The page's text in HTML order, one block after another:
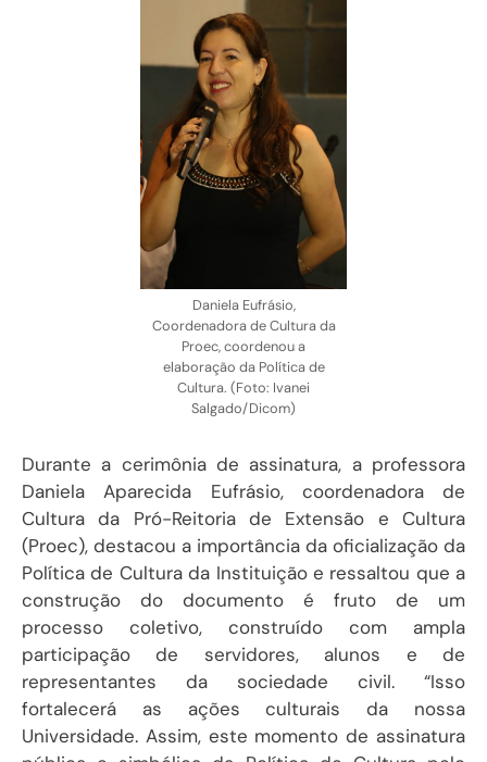
Daniela Eufrásio,
Coordenadora de Cultura da
Proec, coordenou a
elaboração da Política de
Cultura. (Foto: Ivanei
Salgado/Dicom)
Durante a cerimônia de assinatura, a professora
Daniela Aparecida Eufrásio, coordenadora de
Cultura da Pró-Reitoria de Extensão e Cultura
(Proec), destacou a importância da oficialização da
Política de Cultura da Instituição e ressaltou que a
construção do documento é fruto de um
processo coletivo, construído com ampla
participação de servidores, alunos e de
representantes da sociedade civil. “Isso
fortalecerá as ações culturais da nossa
Universidade. Assim, este momento de assinatura